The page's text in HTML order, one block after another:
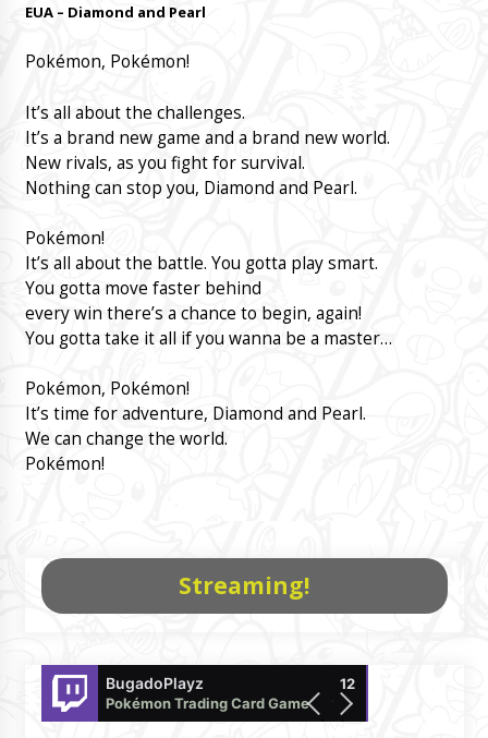
EUA – Diamond and Pearl
Pokémon, Pokémon!
It’s all about the challenges.
It’s a brand new game and a brand new world.
New rivals, as you fight for survival.
Nothing can stop you, Diamond and Pearl.
Pokémon!
It’s all about the battle. You gotta play smart.
You gotta move faster behind
every win there’s a chance to begin, again!
You gotta take it all if you wanna be a master…
Pokémon, Pokémon!
It’s time for adventure, Diamond and Pearl.
We can change the world.
Pokémon!
Streaming!
BugadoPlayz
Pokémon Trading Card Game Live
12